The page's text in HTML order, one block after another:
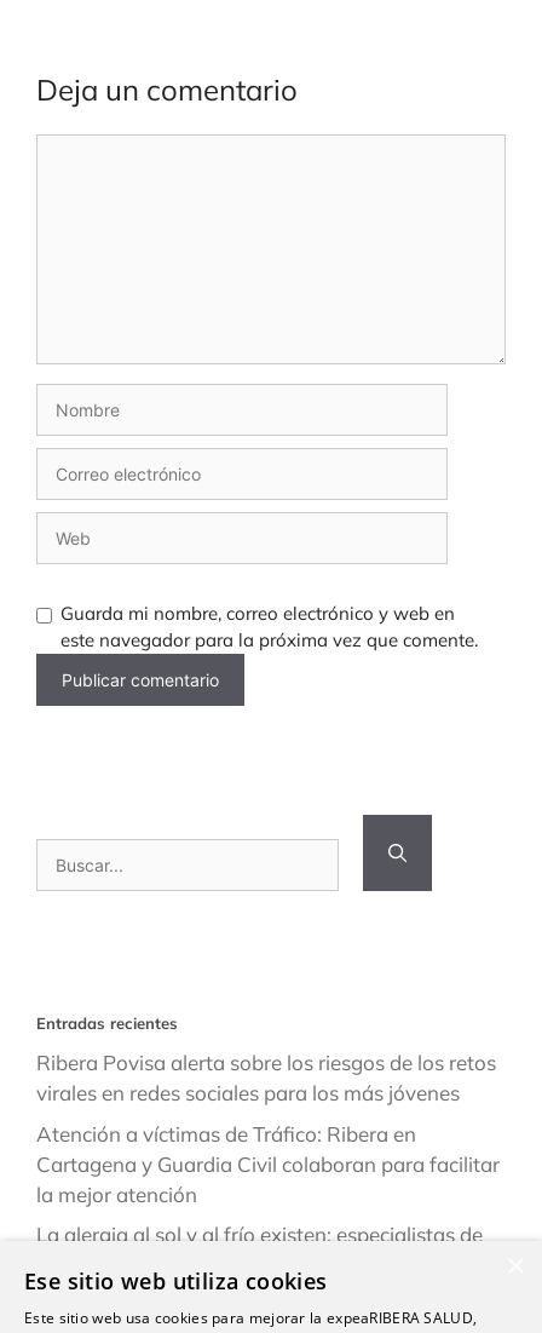
Deja un comentario
Nombre
Correo
electrónico
Web
Guarda mi nombre, correo electrónico y web en
este navegador para la próxima vez que comente.
Entradas recientes
Ribera Povisa alerta sobre los riesgos de los retos
virales en redes sociales para los más jóvenes
Atención a víctimas de Tráfico: Ribera en
Cartagena y Guardia Civil colaboran para facilitar
la mejor atención
La alergia al sol y al frío existen: especialistas de
este verano
Ese sitio web utiliza cookies
Este sitio web usa cookies para mejorar la expeaRIBERA SALUD,